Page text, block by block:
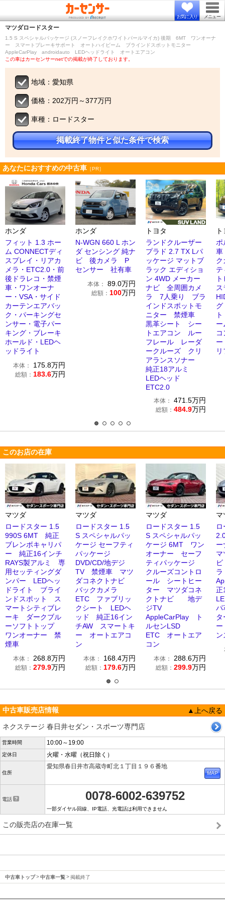
お気に入り メニュー
マツダロードスター
1.5 S スペシャルパッケージ (スノーフレイクホワイトパールマイカ) 後期 6MT ワンオーナ
ー スマートブレーキサポート オートハイビーム ブラインドスポットモニター
AppleCarPlay androidauto LEDヘッドライト オートエアコン
この車はカーセンサーnetでの掲載が終了しております。
地域：愛知県
価格：202万円～377万円
車種：ロードスター
掲載終了物件と似た条件で検索
あなたにおすすめの中古車 ［PR］
ホンダ
フィット 1.3 ホー
ム CONNECTディ
スプレイ・リアカ
メラ・ETC2.0・前
後ドラレコ・禁煙
車・ワンオーナ
ー・VSA・サイド
カーテンエアバッ
ク・パーキングセ
ンサー・電子パー
キング・ブレーキ
ホールド・LEDヘ
ッドライト
本体： 175.8万円
総額： 183.6万円
ホンダ
N-WGN 660 L ホン
ダ センシング 純ナ
ビ 後カメラ P
センサー 社有車
本体： 89.0万円
総額： 100万円
トヨタ
ランドクルーザー
プラド 2.7 TX Lパ
ッケージ マットブ
ラック エディショ
ン 4WD メーカー
ナビ 全周囲カメ
ラ 7人乗り ブラ
インドスポットモ
ニター 禁煙車
黒革シート シー
トエアコン ルー
フレール レーダ
ークルーズ クリ
アランスソナー
純正18アルミ
LEDヘッド
ETC2.0
本体： 471.5万円
総額： 484.9万円
ポ
このお店の在庫
マツダ
ロードスター 1.5
990S 6MT 純正
ブレンボキャリパ
ー 純正16インチ
RAYS製アルミ 専
用セッティングダ
ンパー LEDヘッ
ドライト ブライ
ンドスポット ス
マートシティブレ
ーキ ダークブル
ーソフトトップ
ワンオーナー 禁
煙車
本体： 268.8万円
総額： 279.9万円
マツダ
ロードスター 1.5
S スペシャルパッ
ケージ セーフティ
パッケージ
DVD/CD/地デジ
TV 禁煙車 マツ
ダコネクトナビ
バックカメラ
ETC ファブリッ
クシート LEDヘ
ッド 純正16イン
チAW スマートキ
ー オートエアコ
ン
本体： 168.4万円
総額： 179.6万円
マツダ
ロードスター 1.5
S スペシャルパッ
ケージ 6MT ワン
オーナー セーフ
ティパッケージ
クルーズコントロ
ール シートヒー
ター マツダコネ
クトナビ 地デ
ジTV
AppleCarPlay ト
ルセンLSD
ETC オートエア
コン
本体： 288.6万円
総額： 299.9万円
マ
マ
パ
ン
中古車販売店情報
▲上へ戻る
ネクステージ 春日井セダン・スポーツ専門店
営業時間 10:00～19:00
定休日 火曜・水曜（祝日除く）
住所
愛知県春日井市高蔵寺町北１丁目１９６番地
電話 0078-6002-639752
一部ダイヤル回線、IP電話、光電話は利用できません
この販売店の在庫一覧
中古車トップ 中古車一覧 掲載終了